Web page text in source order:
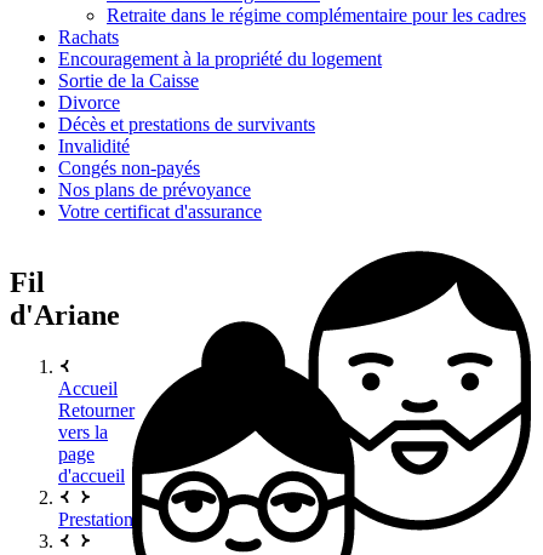
Retraite dans le régime complémentaire pour les cadres
Rachats
Encouragement à la propriété du logement
Sortie de la Caisse
Divorce
Décès et prestations de survivants
Invalidité
Congés non-payés
Nos plans de prévoyance
Votre certificat d'assurance
Fil
d'Ariane
Accueil
Retourner
vers la
page
d'accueil
Prestations